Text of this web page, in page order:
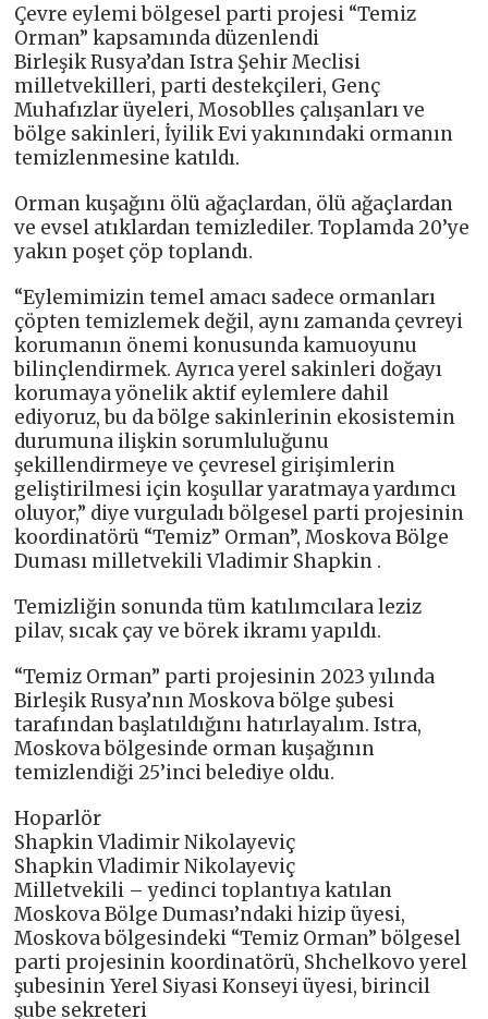
Çevre eylemi bölgesel parti projesi “Temiz
Orman” kapsamında düzenlendi
Birleşik Rusya’dan Istra Şehir Meclisi
milletvekilleri, parti destekçileri, Genç
Muhafızlar üyeleri, Mosoblles çalışanları ve
bölge sakinleri, İyilik Evi yakınındaki ormanın
temizlenmesine katıldı.
Orman kuşağını ölü ağaçlardan, ölü ağaçlardan
ve evsel atıklardan temizlediler. Toplamda 20’ye
yakın poşet çöp toplandı.
“Eylemimizin temel amacı sadece ormanları
çöpten temizlemek değil, aynı zamanda çevreyi
korumanın önemi konusunda kamuoyunu
bilinçlendirmek. Ayrıca yerel sakinleri doğayı
korumaya yönelik aktif eylemlere dahil
ediyoruz, bu da bölge sakinlerinin ekosistemin
durumuna ilişkin sorumluluğunu
şekillendirmeye ve çevresel girişimlerin
geliştirilmesi için koşullar yaratmaya yardımcı
oluyor,” diye vurguladı bölgesel parti projesinin
koordinatörü “Temiz” Orman”, Moskova Bölge
Duması milletvekili Vladimir Shapkin .
Temizliğin sonunda tüm katılımcılara leziz
pilav, sıcak çay ve börek ikramı yapıldı.
“Temiz Orman” parti projesinin 2023 yılında
Birleşik Rusya’nın Moskova bölge şubesi
tarafından başlatıldığını hatırlayalım. Istra,
Moskova bölgesinde orman kuşağının
temizlendiği 25’inci belediye oldu.
Hoparlör
Shapkin Vladimir Nikolayeviç
Shapkin Vladimir Nikolayeviç
Milletvekili – yedinci toplantıya katılan
Moskova Bölge Duması’ndaki hizip üyesi,
Moskova bölgesindeki “Temiz Orman” bölgesel
parti projesinin koordinatörü, Shchelkovo yerel
şubesinin Yerel Siyasi Konseyi üyesi, birincil
şube sekreteri